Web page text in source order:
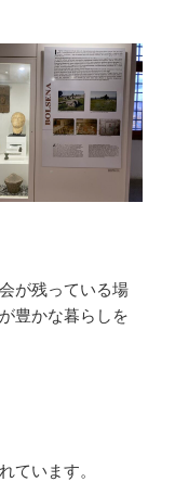
が残っている場
豊かな暮らしを
ています。